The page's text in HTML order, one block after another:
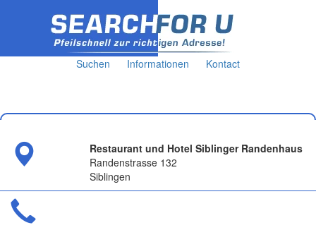
Suchen Informationen Kontact
Restaurant und Hotel Siblinger Randenhaus
Randenstrasse 132
Siblingen